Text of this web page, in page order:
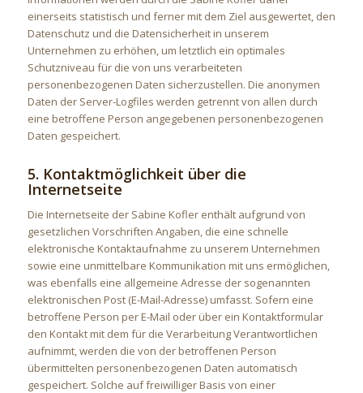
einerseits statistisch und ferner mit dem Ziel ausgewertet, den
Datenschutz und die Datensicherheit in unserem
Unternehmen zu erhöhen, um letztlich ein optimales
Schutzniveau für die von uns verarbeiteten
personenbezogenen Daten sicherzustellen. Die anonymen
Daten der Server-Logfiles werden getrennt von allen durch
eine betroffene Person angegebenen personenbezogenen
Daten gespeichert.
5. Kontaktmöglichkeit über die
Internetseite
Die Internetseite der Sabine Kofler enthält aufgrund von
gesetzlichen Vorschriften Angaben, die eine schnelle
elektronische Kontaktaufnahme zu unserem Unternehmen
sowie eine unmittelbare Kommunikation mit uns ermöglichen,
was ebenfalls eine allgemeine Adresse der sogenannten
elektronischen Post (E-Mail-Adresse) umfasst. Sofern eine
betroffene Person per E-Mail oder über ein Kontaktformular
den Kontakt mit dem für die Verarbeitung Verantwortlichen
aufnimmt, werden die von der betroffenen Person
übermittelten personenbezogenen Daten automatisch
gespeichert. Solche auf freiwilliger Basis von einer